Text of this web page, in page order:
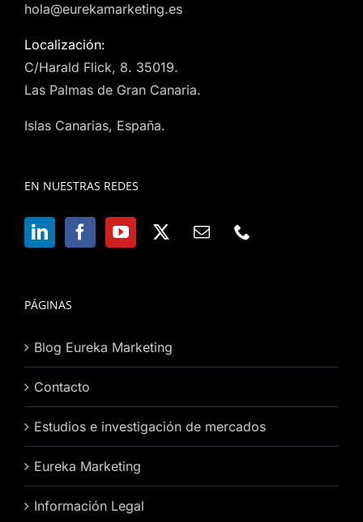
hola@eurekamarketing.es
Localización:
C/Harald Flick, 8. 35019.
Las Palmas de Gran Canaria.
Islas Canarias, España.
EN NUESTRAS REDES
PÁGINAS
Blog Eureka Marketing
Contacto
Estudios e investigación de mercados
Eureka Marketing
Información Legal